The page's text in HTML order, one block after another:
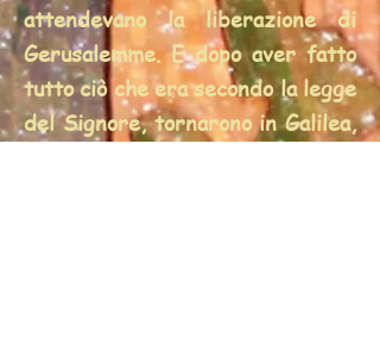
attendevano la liberazione di
Gerusalemme. E dopo aver fatto
tutto ciò che era secondo la legge
del Signore, tornarono in Galilea,